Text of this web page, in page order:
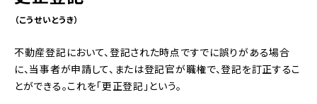
（こうせいとうき）
不動産登記において、登記された時点ですでに誤りがある場合
に、当事者が申請して、または登記官が職権で、登記を訂正するこ
とができる。これを「更正登記」という。